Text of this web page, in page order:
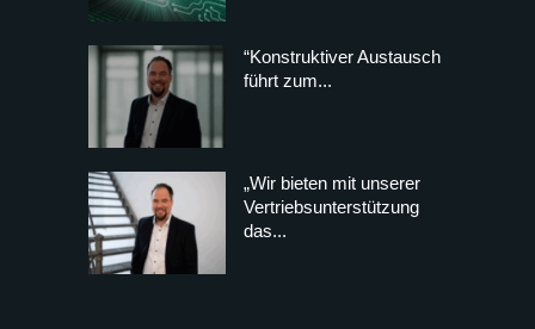
“Konstruktiver Austausch
führt zum...
„Wir bieten mit unserer
Vertriebsunterstützung
das...